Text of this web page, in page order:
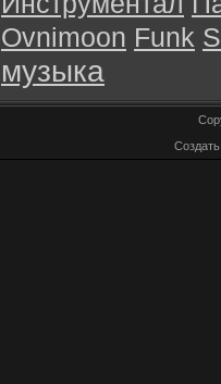
Ovnimoon Funk
музыка